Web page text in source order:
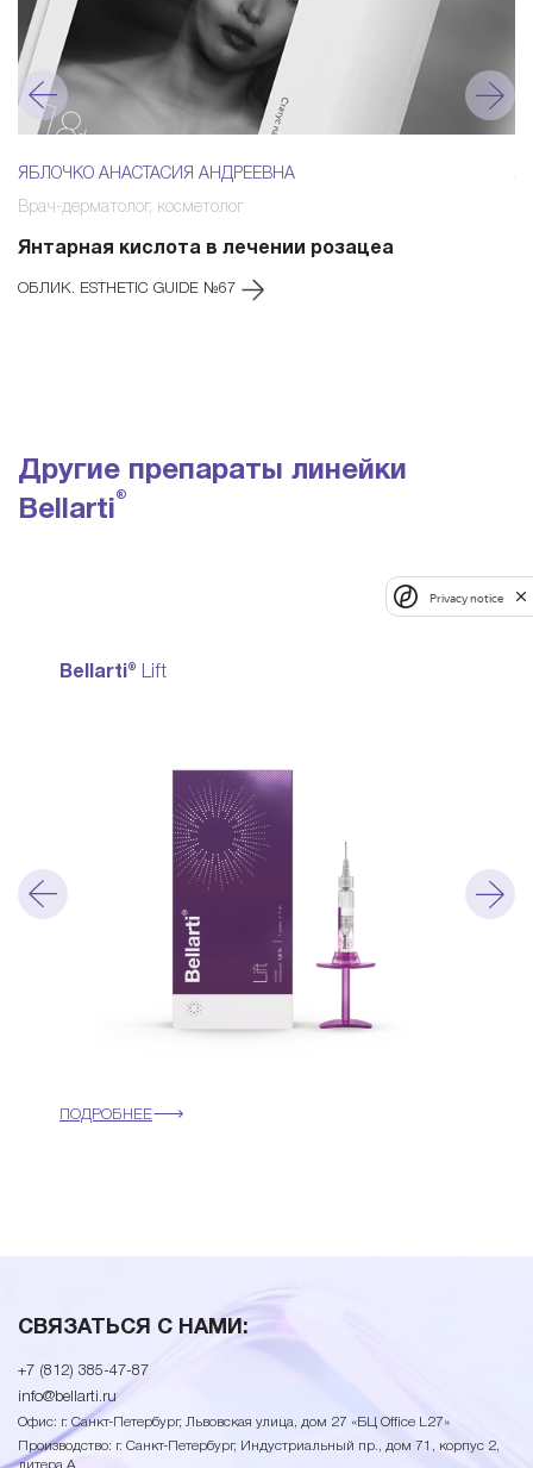
ЯБЛОЧКО АНАСТАСИЯ АНДРЕЕВНА
Врач-дерматолог, косметолог
Янтарная кислота в лечении розацеа
ОБЛИК. ESTHETIC GUIDE №67
Другие препараты линейки
Bellarti®
Bellarti® Lift
ПОДРОБНЕЕ
СВЯЗАТЬСЯ С НАМИ:
+7 (812) 385-47-87
info@bellarti.ru
Офис: г. Санкт-Петербург, Львовская улица, дом 27 «БЦ Office L27»
Производство: г. Санкт-Петербург, Индустриальный пр., дом 71, корпус 2,
Privacy notice